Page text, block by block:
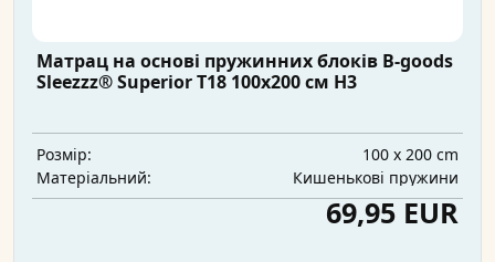
Матрац на основі пружинних блоків B-goods
Sleezzz® Superior T18 100x200 см H3
Розмір:
100 x 200 cm
Матеріальний:
Кишенькові пружини
69,95 EUR